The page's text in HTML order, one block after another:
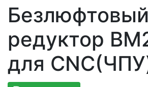
Безлюфтовый
редуктор
для